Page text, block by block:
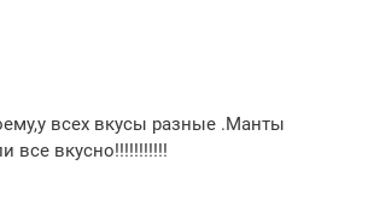
всех вкусы разные .Манты
все вкусно!!!!!!!!!!!